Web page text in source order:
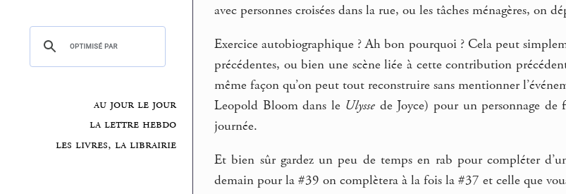
au jour le jour
la lettre hebdo
les livres, la librairie
avec personnes croisées dans la rue, ou les tâches ménagères, on
Exercice autobiographique ? Ah bon pourquoi ? Cela peut
précédentes, ou bien une scène liée à cette contribution
même façon qu’on peut tout reconstruire sans mentionner
Leopold Bloom dans le Ulysse de Joyce) pour un personnage
journée.
Et bien sûr gardez un peu de temps en rab pour compléter
demain pour la #39 on complètera à la fois la #37 et celle que